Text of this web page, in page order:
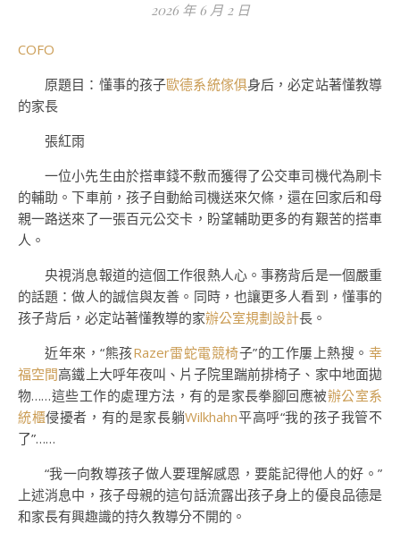
2026 年 6 月 2 日
COFO
原題目：懂事的孩子歐德系統傢俱身后，必定站著懂教導
的家長
張紅雨
一位小先生由於搭車錢不敷而獲得了公交車司機代為刷卡
的輔助。下車前，孩子自動給司機送來欠條，還在回家后和母
親一路送來了一張百元公交卡，盼望輔助更多的有艱苦的搭車
人。
央視消息報道的這個工作很熱人心。事務背后是一個嚴重
的話題：做人的誠信與友善。同時，也讓更多人看到，懂事的
孩子背后，必定站著懂教導的家辦公室規劃設計長。
近年來，“熊孩Razer雷蛇電競椅子”的工作屢上熱搜。幸
福空間高鐵上大呼年夜叫、片子院里踹前排椅子、家中地面拋
物……這些工作的處理方法，有的是家長拳腳回應被辦公室系
統櫃侵擾者，有的是家長躺Wilkhahn平高呼“我的孩子我管不
了”……
“我一向教導孩子做人要理解感恩，要能記得他人的好。”
上述消息中，孩子母親的這句話流露出孩子身上的優良品德是
和家長有興趣識的持久教導分不開的。